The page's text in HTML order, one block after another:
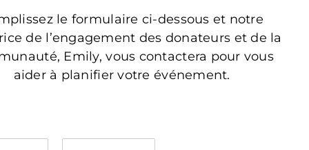
le formulaire ci-dessous et notre
de l’engagement des donateurs et de la
Emily, vous contactera pour vous
aider à planifier votre événement.